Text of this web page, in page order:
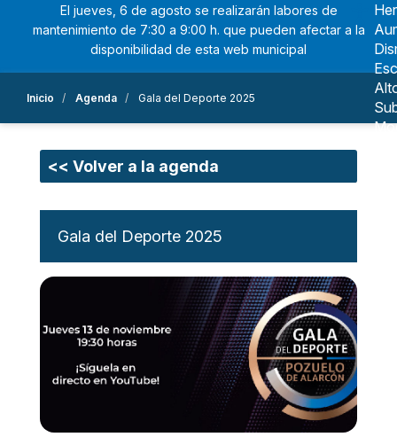
El jueves, 6 de agosto se realizarán labores de
mantenimiento de 7:30 a 9:00 h. que pueden afectar a la
disponibilidad de esta web municipal
Inicio Agenda Gala del Deporte 2025
<< Volver a la agenda
Gala del Deporte 2025